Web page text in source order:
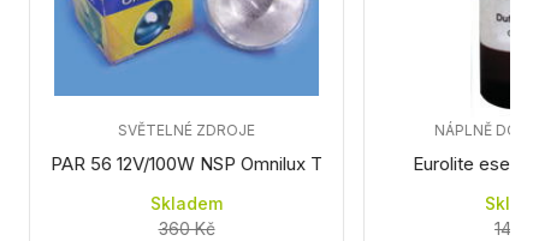
PAR 56 12V/100W NSP Omnilux T
SVĚTELNÉ ZDROJE
Skladem
360 Kč
Eurolite
NÁPLNĚ DO
140